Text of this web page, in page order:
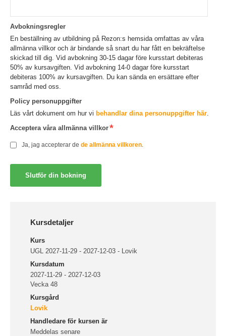
Avbokningsregler
En beställning av utbildning på Rezon:s hemsida omfattas av våra
allmänna villkor och är bindande så snart du har fått en bekräftelse
skickad till dig. Vid avbokning 30-15 dagar före kursstart debiteras
50% av kursavgiften. Vid avbokning 14-0 dagar före kursstart
debiteras 100% av kursavgiften. Du kan sända en ersättare efter
samråd med oss.
Policy personuppgifter
Läs vårt dokument om hur vi behandlar dina personuppgifter här.
Acceptera våra allmänna villkor
Ja, jag accepterar de de allmänna villkoren
Kursdetaljer
Kurs
UGL 2027-11-29 - 2027-12-03 - Lovik
Kursdatum
2027-11-29 - 2027-12-03
Vecka 48
Kursgård
Lovik
Handledare för kursen är
Meddelas senare